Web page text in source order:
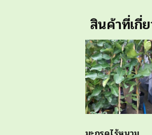
สินค้าที่เกี่